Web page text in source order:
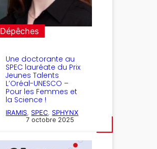
Dépêches
Une doctorante au
SPEC lauréate du Prix
Jeunes Talents
L’Oréal-UNESCO –
Pour les Femmes et
la Science !
IRAMIS, SPEC, SPHYNX
7 octobre 2025